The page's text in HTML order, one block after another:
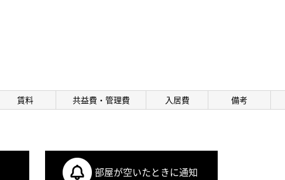
賃料 共益費・管理費 入居費 備考
部屋が空いたときに通知